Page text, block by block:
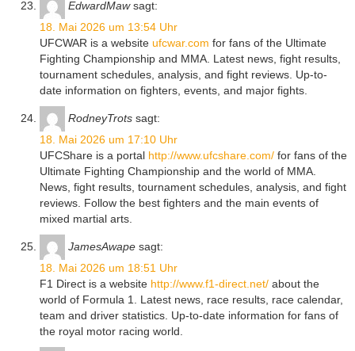
EdwardMaw sagt:
18. Mai 2026 um 13:54 Uhr
UFCWAR is a website ufcwar.com for fans of the Ultimate
Fighting Championship and MMA. Latest news, fight results,
tournament schedules, analysis, and fight reviews. Up-to-
date information on fighters, events, and major fights.
RodneyTrots sagt:
18. Mai 2026 um 17:10 Uhr
UFCShare is a portal http://www.ufcshare.com/ for fans of the
Ultimate Fighting Championship and the world of MMA.
News, fight results, tournament schedules, analysis, and fight
reviews. Follow the best fighters and the main events of
mixed martial arts.
JamesAwape sagt:
18. Mai 2026 um 18:51 Uhr
F1 Direct is a website http://www.f1-direct.net/ about the
world of Formula 1. Latest news, race results, race calendar,
team and driver statistics. Up-to-date information for fans of
the royal motor racing world.